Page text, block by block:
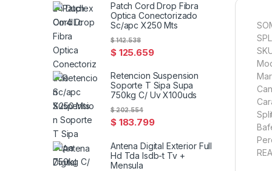
Patch Cord Drop Fibra
Optica Conectorizado
Sc/apc X250 Mts
$125.659
$142.538
Retencion Suspension
Soporte T Sipa Supa
750kg C/ Uv X100uds
$183.799
$202.554
Antena Digital Exterior Full
Hd Tda Isdb-t Tv +
Mensula